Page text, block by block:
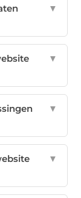
▼
▼
▼
▼